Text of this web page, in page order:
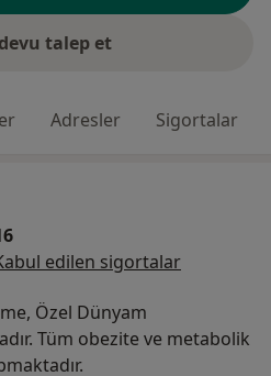
talep et
Adresler Sigortalar
edilen sigortalar
Özel Dünyam
Tüm obezite ve metabolik